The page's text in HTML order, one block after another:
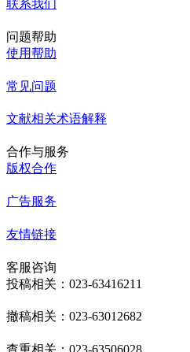
联系我们
问题帮助
使用帮助
常见问题
文献相关术语解释
合作与服务
版权合作
广告服务
友情链接
客服咨询
投稿相关：023-63416211
撤稿相关：023-63012682